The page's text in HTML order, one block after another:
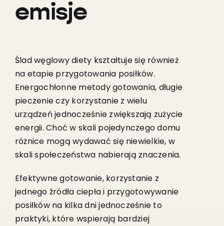
emisje
Ślad węglowy diety kształtuje się również
na etapie przygotowania posiłków.
Energochłonne metody gotowania, długie
pieczenie czy korzystanie z wielu
urządzeń jednocześnie zwiększają zużycie
energii. Choć w skali pojedynczego domu
różnice mogą wydawać się niewielkie, w
skali społeczeństwa nabierają znaczenia.
Efektywne gotowanie, korzystanie z
jednego źródła ciepła i przygotowywanie
posiłków na kilka dni jednocześnie to
praktyki, które wspierają bardziej